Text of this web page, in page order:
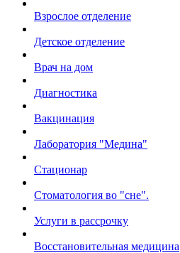
Взрослое отделение
Детское отделение
Врач на дом
Диагностика
Вакцинация
Лаборатория "Медина"
Стационар
Стоматология во "сне".
Услуги в рассрочку
Восстановительная медицина